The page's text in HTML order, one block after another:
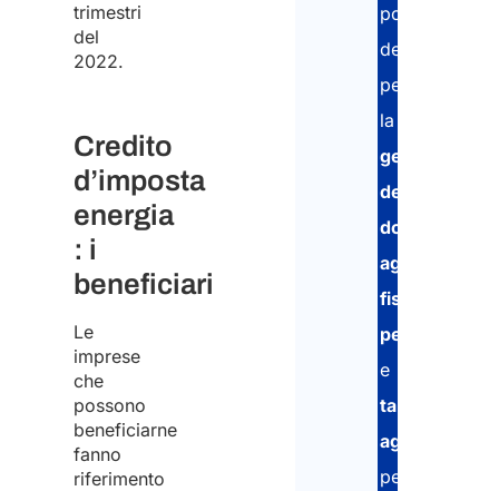
trimestri
del
2022.
Credito
d’imposta
energia
: i
beneficiari
Le
imprese
che
possono
beneficiarne
fanno
riferimento
portale
dedicato
per
la
gestione
dei
documenti
fiscali
periodici
e
tariffe
agevolate
per